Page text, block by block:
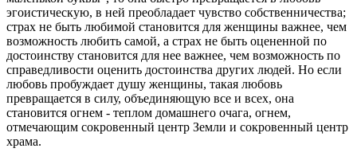
эгоистическую, в ней преобладает чувство собственничества;
страх не быть любимой становится для женщины важнее, чем
возможность любить самой, а страх не быть оцененной по
достоинству становится для нее важнее, чем возможность по
справедливости оценить достоинства других людей. Но если
любовь пробуждает душу женщины, такая любовь
превращается в силу, объединяющую все и всех, она
становится огнем - теплом домашнего очага, огнем,
отмечающим сокровенный центр Земли и сокровенный центр
храма.